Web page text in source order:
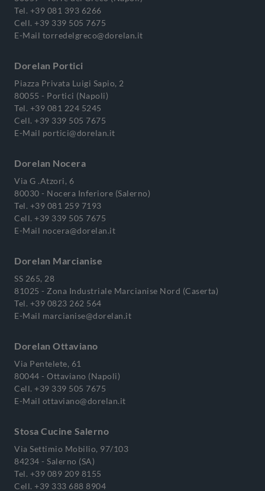
Tel. +39 081 393 6266
Cell. +39 339 505 7675
E-Mail torredelgreco@dorelan.it
Dorelan Portici
Piazza Privata Luigi Sapio, 2
80055 - Portici (Napoli)
Tel. +39 081 224 5245
Cell. +39 339 505 7675
E-Mail portici@dorelan.it
Dorelan Nocera
Via G .Atzori, 6
80030 - Nocera Inferiore (Salerno)
Tel. +39 081 259 7193
Cell. +39 339 505 7675
E-Mail nocera@dorelan.it
Dorelan Marcianise
SS 265, 28
81025 - Zona Industriale Marcianise Nord (Caserta)
Tel. +39 0823 262 564
E-Mail marcianise@dorelan.it
Dorelan Ottaviano
Via Pentelete, 61
80044 - Ottaviano (Napoli)
Cell. +39 339 505 7675
E-Mail ottaviano@dorelan.it
Stosa Cucine Salerno
Via Settimio Mobilio, 97/103
84234 - Salerno (SA)
Tel. +39 089 209 8155
Cell. +39 333 688 8904